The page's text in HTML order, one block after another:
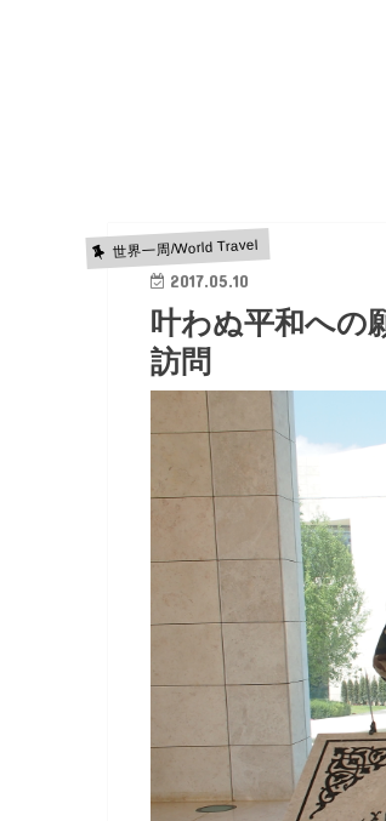
世界一周/World Travel
2017.05.10
叶わぬ平和への
訪問